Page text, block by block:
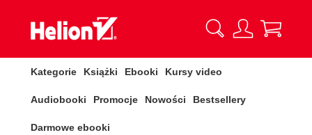
Kategorie Książki Ebooki Kursy video
Audiobooki Promocje Nowości Bestsellery
Darmowe ebooki